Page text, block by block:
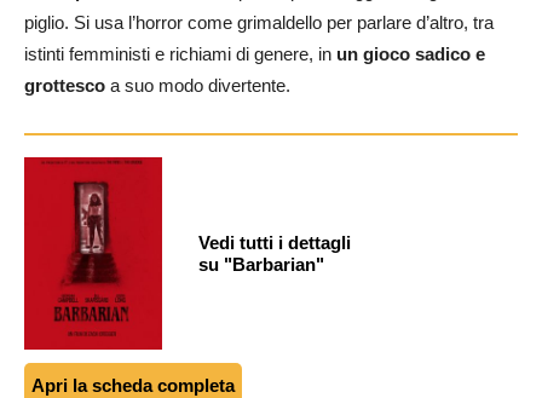
piglio. Si usa l’horror come grimaldello per parlare d’altro, tra
istinti femministi e richiami di genere, in un gioco sadico e
grottesco a suo modo divertente.
Vedi tutti i dettagli
su "Barbarian"
Apri la scheda completa